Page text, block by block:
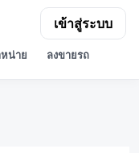
น่าย ลงขายรถ
เข้าสู่ระบบ